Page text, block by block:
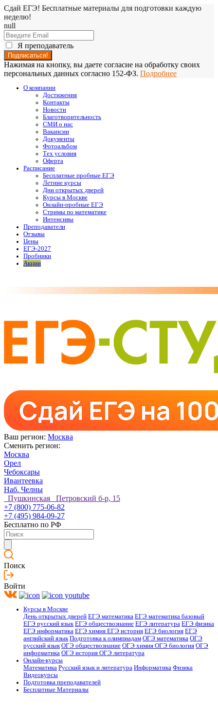
Сдай ЕГЭ! Бесплатные материалы для подготовки каждую
неделю!
null
Я преподаватель
Нажимая на кнопку, вы даете согласие на обработку своих
персональных данных согласно 152-ФЗ. Подробнее
О компании
Достижения
Контакты
Новости
Благотворительность
СМИ о нас
Вакансии
Документы
Фотоальбом
Тех условия
Оферта
Расписание
Бесплатные пробные ЕГЭ
Летние курсы
Дни открытых дверей
Курсы в Москве
Онлайн-пробные ЕГЭ
Стримы по математике
Интенсивы
Преподаватели
Отзывы
Цены
ЕГЭ-2027
Пробники
Акции
Ваш регион: Москва
Сменить регион:
Москва
Орел
Чебоксары
Ивантеевка
Наб. Челны
Пушкинская Петровский б-р, 15
+7 (800) 775-06-82
+7 (495) 984-09-27
Бесплатно по РФ
Поиск
Войти
Курсы в Москве
День открытых дверей ЕГЭ математика ЕГЭ математика базовый
ЕГЭ русский язык ЕГЭ обществознание ЕГЭ литература ЕГЭ физика
ЕГЭ информатика ЕГЭ химия ЕГЭ история ЕГЭ биология ЕГЭ
английский язык Подготовка к олимпиадам ОГЭ математика ОГЭ
русский язык ОГЭ обществознание ОГЭ химия ОГЭ биология ОГЭ
информатика ОГЭ история ОГЭ литература
Онлайн-курсы
Математика Русский язык и литература Информатика Физика
Видеокурсы
Подготовка преподавателей
Бесплатные Материалы